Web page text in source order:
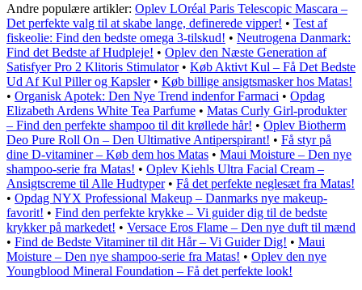
Andre populære artikler: Oplev LOréal Paris Telescopic Mascara –
Det perfekte valg til at skabe lange, definerede vipper! • Test af
fiskeolie: Find den bedste omega 3-tilskud! • Neutrogena Danmark:
Find det Bedste af Hudpleje! • Oplev den Næste Generation af
Satisfyer Pro 2 Klitoris Stimulator• Køb Aktivt Kul – Få Det Bedste
Ud Af Kul Piller og Kapsler• Køb billige ansigtsmasker hos Matas!
• Organisk Apotek: Den Nye Trend indenfor Farmaci • Opdag
Elizabeth Ardens White Tea Parfume • Matas Curly Girl-produkter
– Find den perfekte shampoo til dit krøllede hår! • Oplev Biotherm
Deo Pure Roll On – Den Ultimative Antiperspirant! • Få styr på
dine D-vitaminer – Køb dem hos Matas • Maui Moisture – Den nye
shampoo-serie fra Matas! • Oplev Kiehls Ultra Facial Cream –
Ansigtscreme til Alle Hudtyper• Få det perfekte neglesæt fra Matas!
• Opdag NYX Professional Makeup – Danmarks nye makeup-
favorit! • Find den perfekte krykke – Vi guider dig til de bedste
krykker på markedet! • Versace Eros Flame – Den nye duft til mænd
• Find de Bedste Vitaminer til dit Hår – Vi Guider Dig! • Maui
Moisture – Den nye shampoo-serie fra Matas! • Oplev den nye
Youngblood Mineral Foundation – Få det perfekte look!